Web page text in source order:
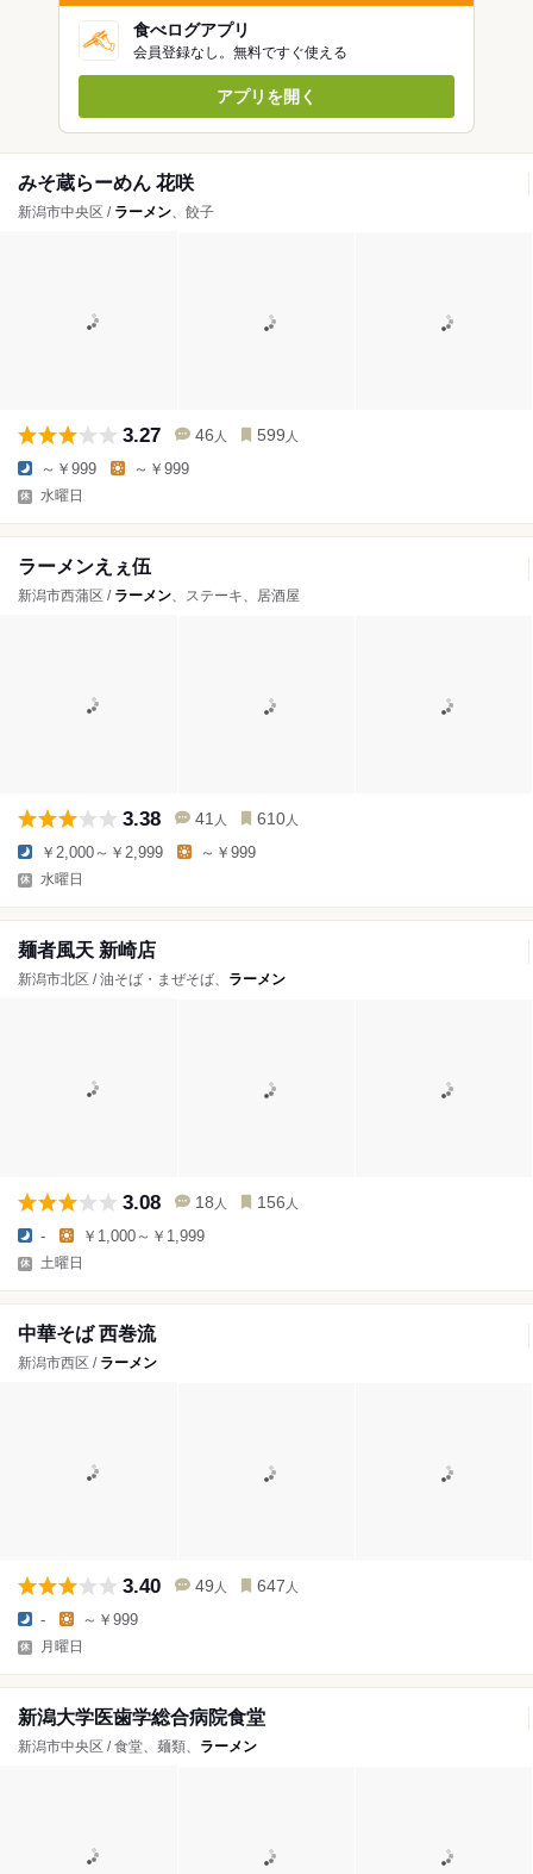
食べログアプリ
会員登録なし。無料ですぐ使える
アプリを開く
みそ蔵らーめん 花咲
新潟市中央区 / ラーメン、餃子
3.27 46 人 599 人
～￥999 ～￥999
水曜日
ラーメンえぇ伍
新潟市西蒲区 / ラーメン、ステーキ、居酒屋
3.38 41 人 610 人
￥2,000～￥2,999 ～￥999
水曜日
麺者風天 新崎店
新潟市北区 / 油そば・まぜそば、 ラーメン
3.08 18 人 156 人
- ￥1,000～￥1,999
土曜日
中華そば 西巻流
新潟市西区 / ラーメン
3.40 49 人 647 人
- ～￥999
月曜日
新潟大学医歯学総合病院食堂
新潟市中央区 / 食堂、麺類、 ラーメン